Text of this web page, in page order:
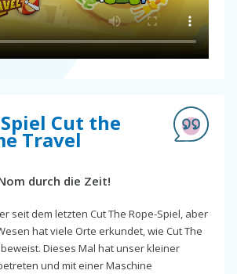
Cut the
Travel
durch die Zeit!
seit dem letzten Cut The Rope-Spiel, aber
hat viele Orte erkundet, wie Cut The
Dieses Mal hat unser kleiner
und mit einer Maschine